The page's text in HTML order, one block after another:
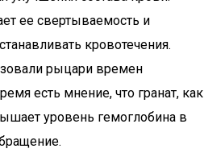
ее свертываемость и
кровотечения.
рыцари времен
есть мнение, что гранат, как
уровень гемоглобина в